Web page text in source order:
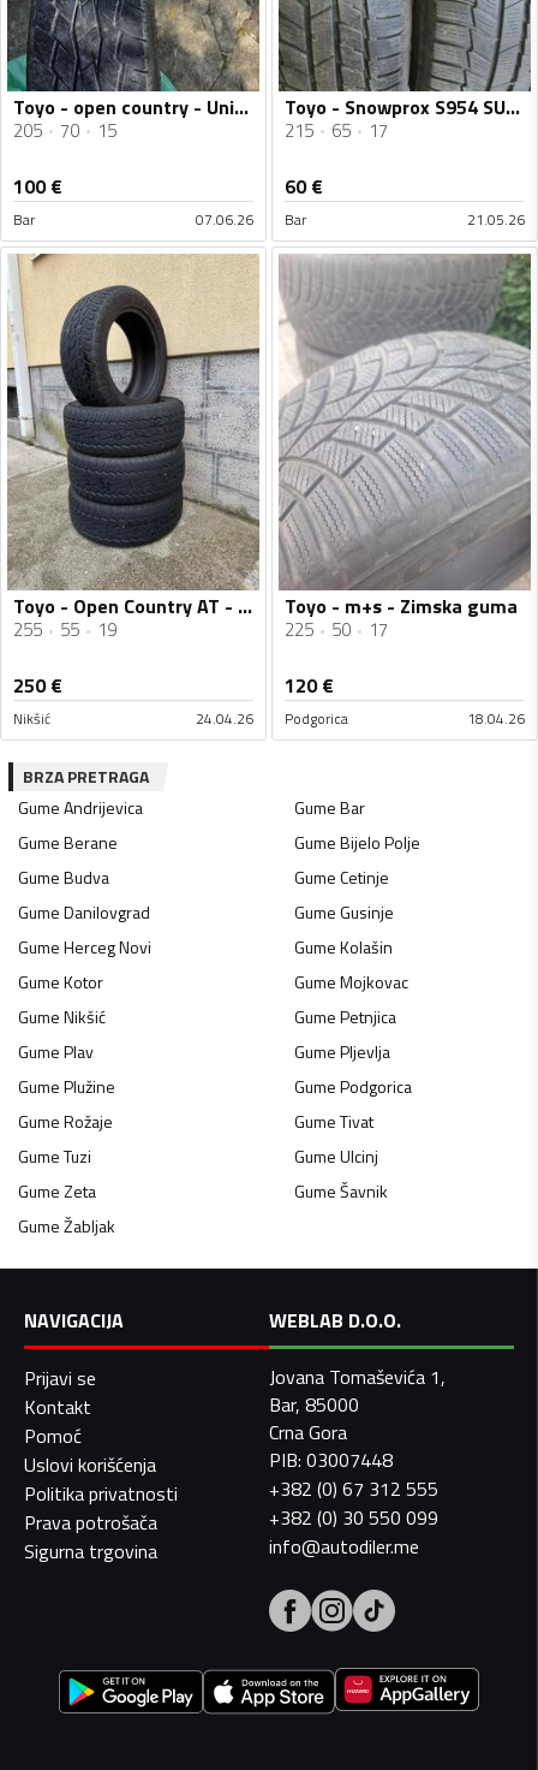
Toyo - open country - Univerzalna guma
205 70 15
100€
Bar 07.06.26
Toyo - Snowprox S954 SUV - Zimska guma
215 65 17
60€
Bar 21.05.26
Toyo - Open Country AT - Univerzalna guma
255 55 19
250€
Nikšić 24.04.26
Toyo - m+s - Zimska guma
225 50 17
120€
Podgorica 18.04.26
BRZA PRETRAGA
GumeAndrijevica GumeBar
GumeBerane GumeBijelo Polje
GumeBudva GumeCetinje
GumeDanilovgrad GumeGusinje
GumeHerceg Novi GumeKolašin
GumeKotor GumeMojkovac
GumeNikšić GumePetnjica
GumePlav GumePljevlja
GumePlužine GumePodgorica
GumeRožaje GumeTivat
GumeTuzi GumeUlcinj
GumeZeta GumeŠavnik
GumeŽabljak
NAVIGACIJA
Prijavi se
Kontakt
Pomoć
Uslovi korišćenja
Politika privatnosti
Prava potrošača
Sigurna trgovina
WEBLAB D.O.O.
Jovana Tomaševića 1,
Bar, 85000
Crna Gora
PIB: 03007448
+382 (0) 67 312 555
+382 (0) 30 550 099
info@autodiler.me